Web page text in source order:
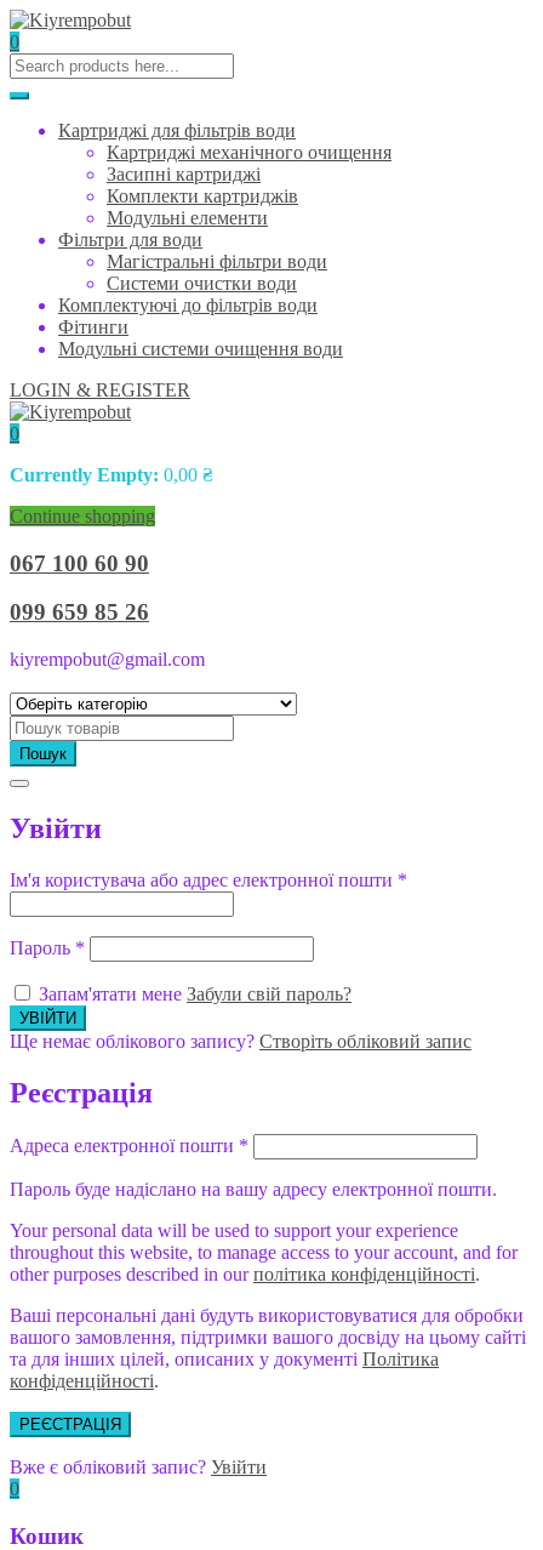
0
Картриджі для фільтрів води
Картриджі механічного очищення
Засипні картриджі
Комплекти картриджів
Модульні елементи
Фільтри для води
Магістральні фільтри води
Системи очистки води
Комплектуючі до фільтрів води
Фітинги
Модульні системи очищення води
LOGIN & REGISTER
0
Currently Empty: 0,00 ₴
Continue shopping
067 100 60 90
099 659 85 26
kiyrempobut@gmail.com
Пошук
Увійти
Ім'я користувача або адрес електронної пошти *
Пароль *
Запам'ятати мене Забули свій пароль?
Ще немає облікового запису? Створіть обліковий запис
Реєстрація
Адреса електронної пошти *
Пароль буде надіслано на вашу адресу електронної пошти.
Your personal data will be used to support your experience
throughout this website, to manage access to your account, and for
other purposes described in ourполітика конфіденційності.
Ваші персональні дані будуть використовуватися для обробки
вашого замовлення, підтримки вашого досвіду на цьому сайті
та для інших цілей, описаних у документі Політика
конфіденційності.
РЕЄСТРАЦІЯ
Вже є обліковий запис? Увійти
0
Кошик